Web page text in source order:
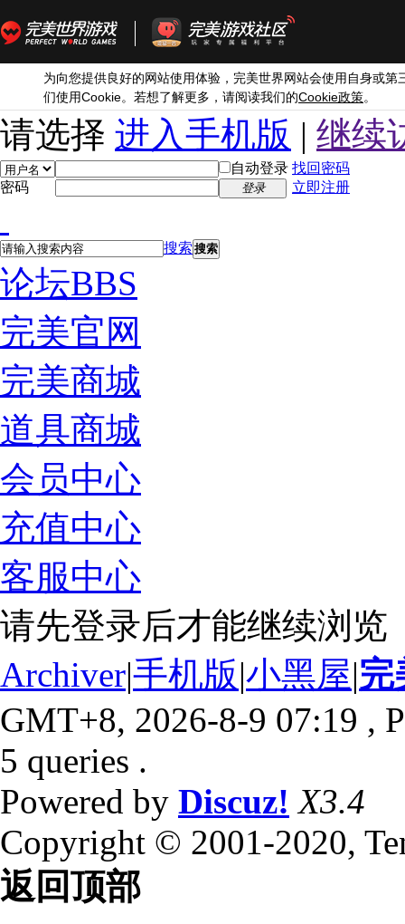
为向您提供良好的网站使用体验，完美世界网站会使用自身或第
们使用Cookie。若想了解更多，请阅读我们的Cookie政策。
请选择 进入手机版 | 继续
自动登录 找回密码
密码
登录 立即注册
搜索 搜索
论坛BBS
完美官网
完美商城
道具商城
会员中心
充值中心
客服中心
请先登录后才能继续浏览
Archiver|手机版|小黑屋|完
GMT+8, 2026-8-9 07:19 ,
5 queries .
Powered by Discuz! X3.4
Copyright © 2001-2020,
返回顶部